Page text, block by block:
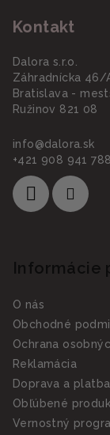
Kontakt
Dalora s.r.o.
Záhradnícka 46/
Bratislava -
Ružinov 821 08
info@dalora.sk
+421 908 941 788
Informácie
O nás
Obchodné
Ochrana
Reklamácia
Doprava a platba
Obľúbené
Vernostný